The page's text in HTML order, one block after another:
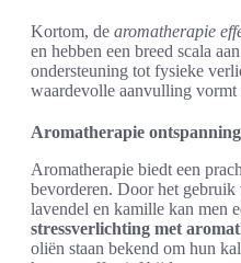
Kortom, de aromatherapie
en hebben een breed scala
ondersteuning tot fysieke
waardevolle aanvulling vormt
Aromatherapie ontspanning
Aromatherapie biedt een
bevorderen. Door het gebruik
lavendel en kamille kan men
stressverlichting met
oliën staan bekend om hun